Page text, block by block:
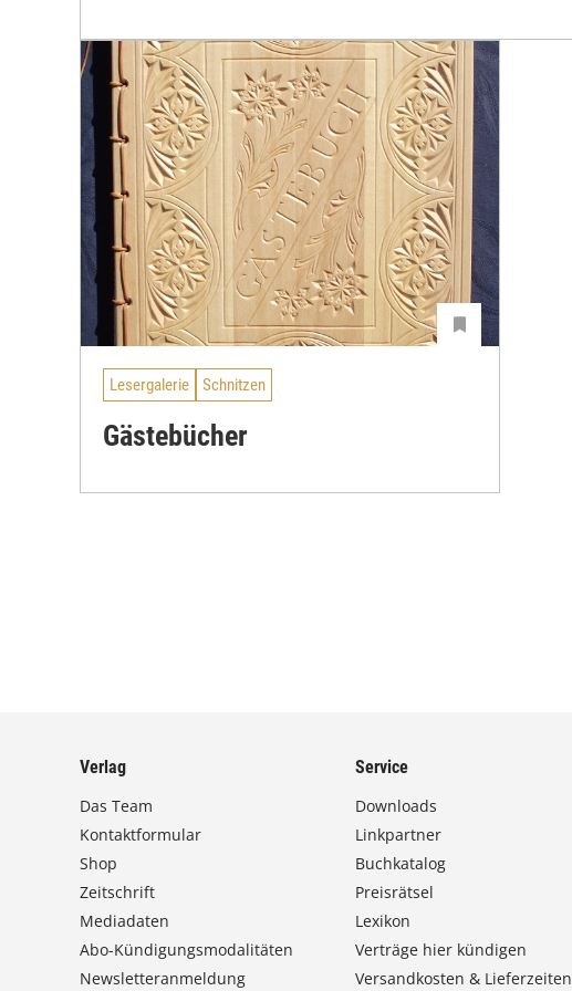
Lesergalerie Schnitzen
Gästebücher
Verlag
Das Team
Kontaktformular
Shop
Zeitschrift
Mediadaten
Abo-Kündigungsmodalitäten
Newsletteranmeldung
Service
Downloads
Linkpartner
Buchkatalog
Preisrätsel
Lexikon
Verträge hier kündigen
Versandkosten & Lieferzeiten